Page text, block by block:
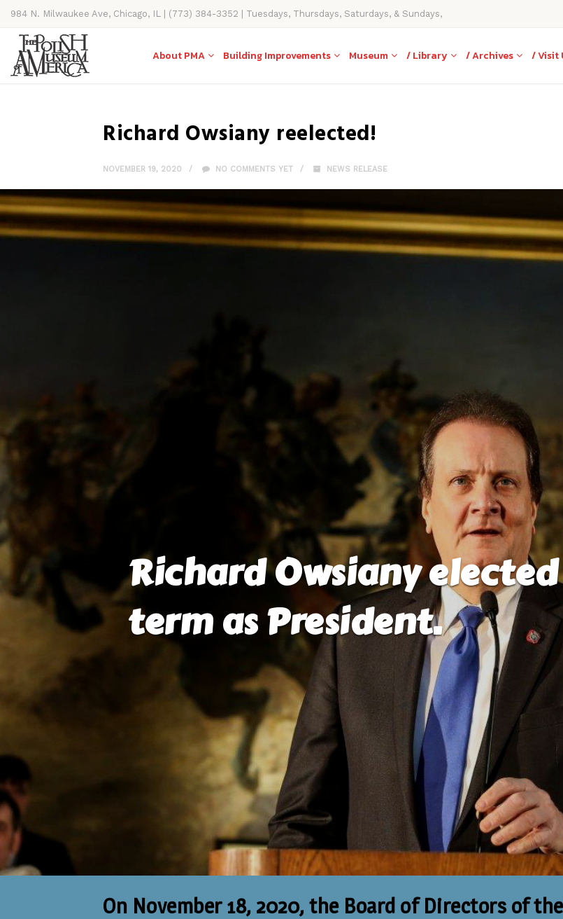
984 N. Milwaukee Ave, Chicago, IL | (773) 384-3352 | Tuesdays, Thursdays, Saturdays, & Sundays,
11AM-4PM
About PMA Building Improvements Museum / Library / Archives / Visit
Richard Owsiany reelected!
NOVEMBER 19, 2020 NO COMMENTS YET NEWS RELEASE
Richard Owsiany
term as President.
On November 18, 2020, the Board of Directors of